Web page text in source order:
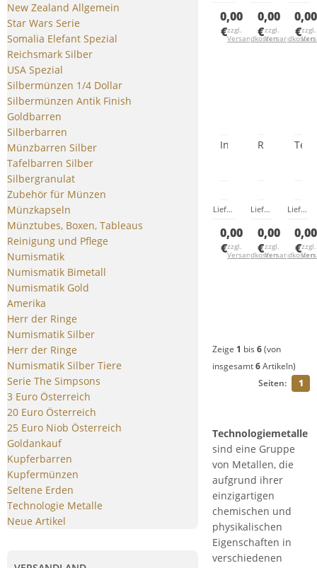
0,00
€zzgl.
Versandkosten
0,00
€zzgl.
Versandkosten
0,00
€zzgl.
Indium
Lieferzeit: Zur Zeit nicht
0,00
€zzgl.
Versandkosten
Rhenium
Lieferzeit: Zur
0,00
€zzgl.
Versandkosten
Lieferzeit:
0,00
€zzgl.
Zeige 1 bis 6(von
insgesamt6Artikeln)
Seiten:
1
Technologiemetalle
sind eine Gruppe
von Metallen, die
aufgrund ihrer
einzigartigen
chemischen und
physikalischen
Eigenschaften in
verschiedenen
New Zealand Allgemein
Star Wars Serie
Somalia Elefant Spezial
Reichsmark Silber
USA Spezial
Silbermünzen 1/4 Dollar
Silbermünzen Antik Finish
Goldbarren
Silberbarren
Münzbarren Silber
Tafelbarren Silber
Silbergranulat
Zubehör für Münzen
Münzkapseln
Münztubes, Boxen, Tableaus
Reinigung und Pflege
Numismatik
Numismatik Bimetall
Numismatik Gold
Amerika
Herr der Ringe
Numismatik Silber
Herr der Ringe
Numismatik Silber Tiere
Serie The Simpsons
3 Euro Österreich
20 Euro Österreich
25 Euro Niob Österreich
Goldankauf
Kupferbarren
Kupfermünzen
Seltene Erden
Technologie Metalle
Neue Artikel